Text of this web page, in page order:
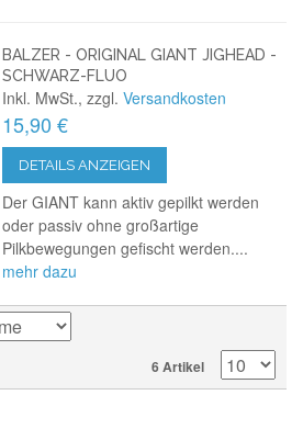
BALZER - ORIGINAL GIANT JIGHEAD -
SCHWARZ-FLUO
Inkl. MwSt., zzgl.Versandkosten
15,90 €
DETAILS ANZEIGEN
Der GIANT kann aktiv gepilkt werden
oder passiv ohne großartige
Pilkbewegungen gefischt werden....
mehr dazu
6 Artikel